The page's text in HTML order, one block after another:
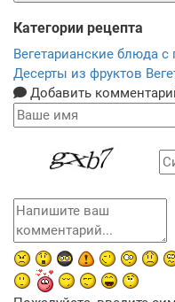
Категории рецепта
Вегетарианские блюда с
Десерты из фруктов
Добавить